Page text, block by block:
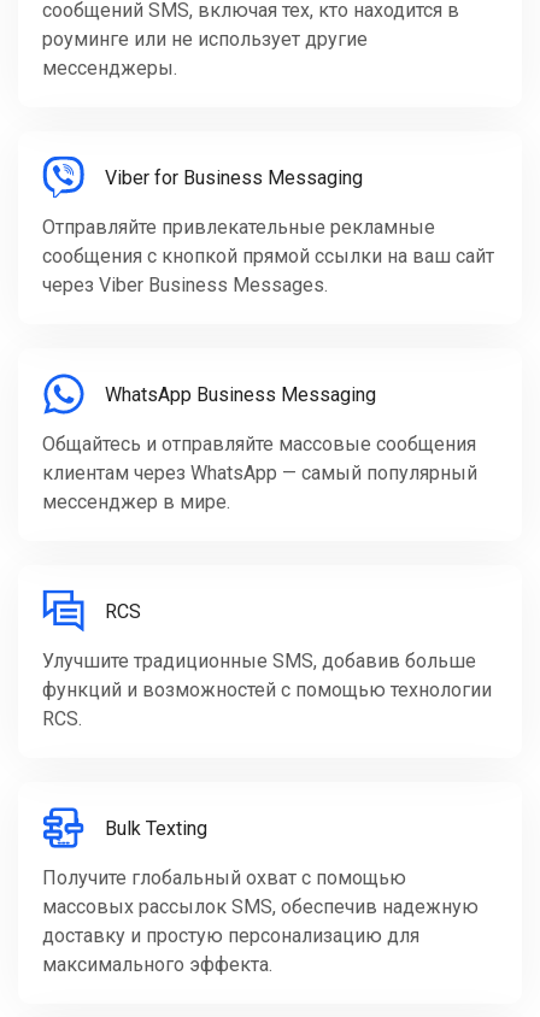
сообщений SMS, включая тех, кто находится в
роуминге или не использует другие
мессенджеры.
Viber for Business Messaging
Отправляйте привлекательные рекламные
сообщения с кнопкой прямой ссылки на ваш сайт
через Viber Business Messages.
WhatsApp Business Messaging
Общайтесь и отправляйте массовые сообщения
клиентам через WhatsApp — самый популярный
мессенджер в мире.
RCS
Улучшите традиционные SMS, добавив больше
функций и возможностей с помощью технологии
RCS.
Bulk Texting
Получите глобальный охват с помощью
массовых рассылок SMS, обеспечив надежную
доставку и простую персонализацию для
максимального эффекта.